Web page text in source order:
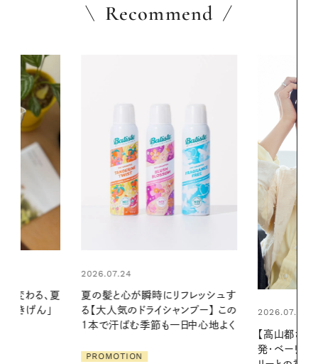
Recommend
レッシュす
プー】 この
2026.07.21
発・ベーリングの腕時計】 アクセサ
2026.06.01
やりジェルと
ア